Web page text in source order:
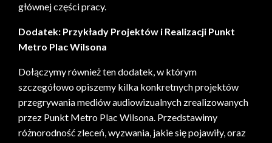
głównej części pracy.
Dodatek: Przykłady Projektów i Realizacji Punkt
Metro Plac Wilsona
Dołączymy również ten dodatek, w którym
szczegółowo opiszemy kilka konkretnych projektów
przegrywania mediów audiowizualnych zrealizowanych
przez Punkt Metro Plac Wilsona. Przedstawimy
różnorodność zleceń, wyzwania, jakie się pojawiły, oraz